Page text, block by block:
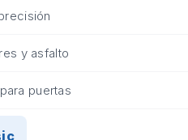
y asfalto
puertas